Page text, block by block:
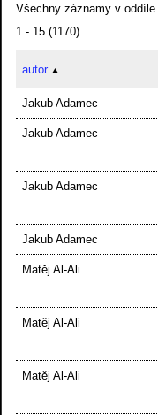
Všechny záznamy v oddíle
1 - 15 (1170)
autor
Jakub Adamec
Jakub Adamec
Jakub Adamec
Jakub Adamec
Matěj Al-Ali
Matěj Al-Ali
Matěj Al-Ali